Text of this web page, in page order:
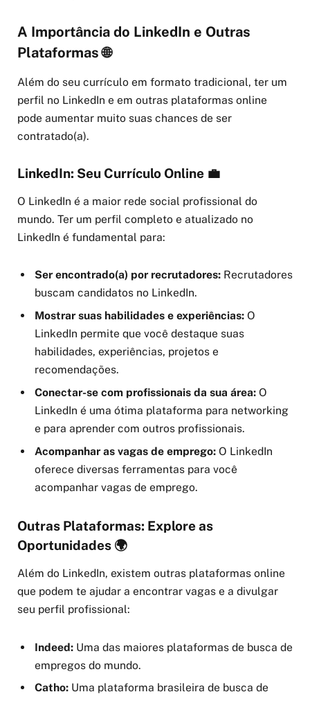
A Importância do LinkedIn e Outras
Plataformas 🌐
Além do seu currículo em formato tradicional, ter um
perfil no LinkedIn e em outras plataformas online
pode aumentar muito suas chances de ser
contratado(a).
LinkedIn: Seu Currículo Online 💼
O LinkedIn é a maior rede social profissional do
mundo. Ter um perfil completo e atualizado no
LinkedIn é fundamental para:
Ser encontrado(a) por recrutadores: Recrutadores
buscam candidatos no LinkedIn.
Mostrar suas habilidades e experiências: O
LinkedIn permite que você destaque suas
habilidades, experiências, projetos e
recomendações.
Conectar-se com profissionais da sua área: O
LinkedIn é uma ótima plataforma para networking
e para aprender com outros profissionais.
Acompanhar as vagas de emprego: O LinkedIn
oferece diversas ferramentas para você
acompanhar vagas de emprego.
Outras Plataformas: Explore as
Oportunidades 🌍
Além do LinkedIn, existem outras plataformas online
que podem te ajudar a encontrar vagas e a divulgar
seu perfil profissional:
Indeed: Uma das maiores plataformas de busca de
empregos do mundo.
Catho: Uma plataforma brasileira de busca de